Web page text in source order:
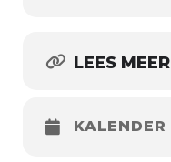
LEES MEER
KALENDER